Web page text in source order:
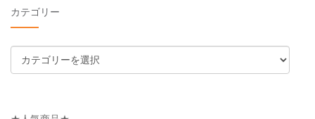
カテゴリー
テ
リ